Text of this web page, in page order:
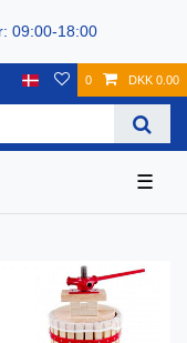
09:00-18:00
0 DKK 0.00
☰